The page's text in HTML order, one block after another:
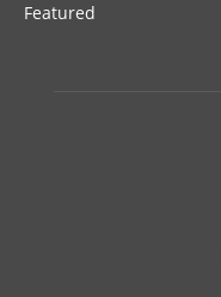
Featured